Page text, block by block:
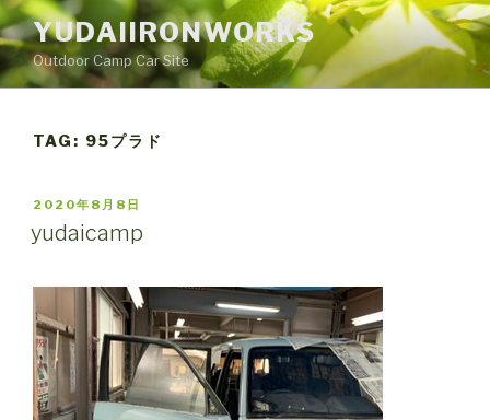
Skip
to
content
YUDAIIRONWORKS
Outdoor Camp Car Site
TAG: 95プラド
POSTED
2020年8月8日
yudaicamp